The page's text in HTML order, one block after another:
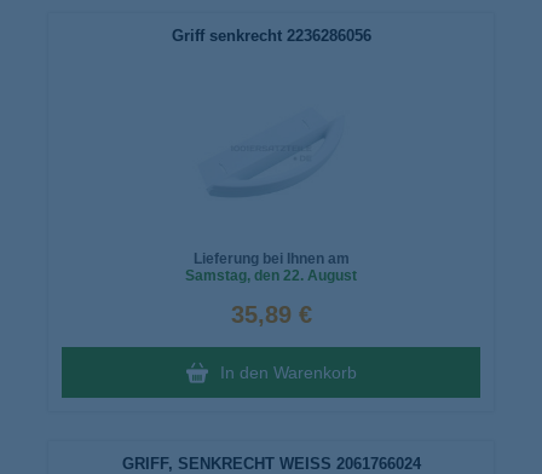
Griff senkrecht 2236286056
Lieferung bei Ihnen am
Samstag, den 22. August
35,89 €
In den Warenkorb
GRIFF, SENKRECHT WEISS 2061766024